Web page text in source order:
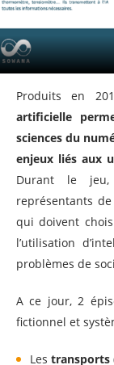
Produits en
artificielle
sciences du
enjeux liés aux
Durant le
représentants
qui doivent
l’utilisation
problèmes de
A ce jour, 2
fictionnel et
Les transports